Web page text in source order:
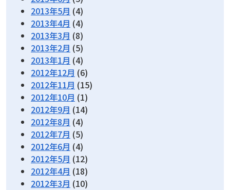
2013年5月 (4)
2013年4月 (4)
2013年3月 (8)
2013年2月 (5)
2013年1月 (4)
2012年12月 (6)
2012年11月 (15)
2012年10月 (1)
2012年9月 (14)
2012年8月 (4)
2012年7月 (5)
2012年6月 (4)
2012年5月 (12)
2012年4月 (18)
2012年3月 (10)